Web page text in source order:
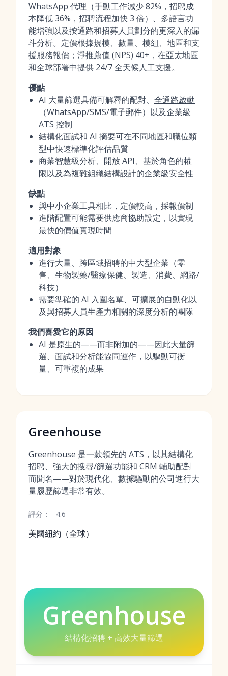
WhatsApp 代理（手動工作減少 82%，招聘成
本降低 36%，招聘流程加快 3 倍）、多語言功
能增強以及按通路和招募人員劃分的更深入的漏
斗分析。定價根據規模、數量、模組、地區和支
援服務報價；淨推薦值 (NPS) 40+，在亞太地區
和全球部署中提供 24/7 全天候人工支援。
優點
AI 大量篩選具備可解釋的配對、 全通路啟動
（WhatsApp/SMS/電子郵件）以及企業級
ATS 控制
結構化面試和 AI 摘要可在不同地區和職位類
型中快速標準化評估品質
商業智慧級分析、開放 API、基於角色的權
限以及為複雜組織結構設計的企業級安全性
缺點
與中小企業工具相比，定價較高，採報價制
進階配置可能需要供應商協助設定，以實現
最快的價值實現時間
適用對象
進行大量、跨區域招聘的中大型企業（零
售、生物製藥/醫療保健、製造、消費、網路/
科技）
需要準確的 AI 入圍名單、可擴展的自動化以
及與招募人員生產力相關的深度分析的團隊
我們喜愛它的原因
AI 是原生的——而非附加的——因此大量篩
選、面試和分析能協同運作，以驅動可衡
量、可重複的成果
Greenhouse
Greenhouse 是一款領先的 ATS，以其結構化
招聘、強大的搜尋/篩選功能和 CRM 輔助配對
而聞名——對於現代化、數據驅動的公司進行大
量履歷篩選非常有效。
評分： 4.6
美國紐約（全球）
Greenhouse
結構化招聘 + 高效大量篩選